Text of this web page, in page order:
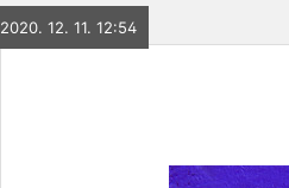
2020. 12. 11. 12:54